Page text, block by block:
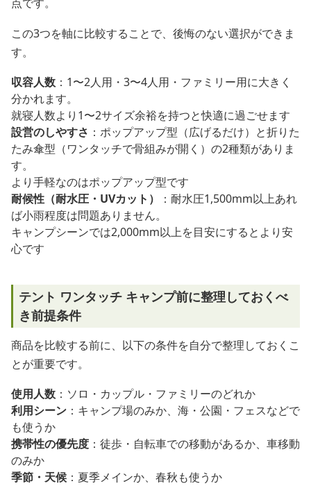
この3つを軸に比較することで、後悔のない選択ができま
す。
収容人数 ：1〜2人用・3〜4人用・ファミリー用に大きく
分かれます。
就寝人数より1〜2サイズ余裕を持つと快適に過ごせます
設営のしやすさ ：ポップアップ型（広げるだけ）と折りた
たみ傘型（ワンタッチで骨組みが開く）の2種類がありま
す。
より手軽なのはポップアップ型です
耐候性（耐水圧・UVカット）
：耐水圧1,500mm以上あれ
ば小雨程度は問題ありません。
キャンプシーンでは2,000mm以上を目安にするとより安
心です
テント ワンタッチ キャンプ前に整理しておくべ
き前提条件
商品を比較する前に、以下の条件を自分で整理しておくこ
とが重要です。
使用人数 ：ソロ・カップル・ファミリーのどれか
利用シーン ：キャンプ場のみか、海・公園・フェスなどで
も使うか
携帯性の優先度 ：徒歩・自転車での移動があるか、車移動
のみか
季節・天候 ：夏季メインか、春秋も使うか